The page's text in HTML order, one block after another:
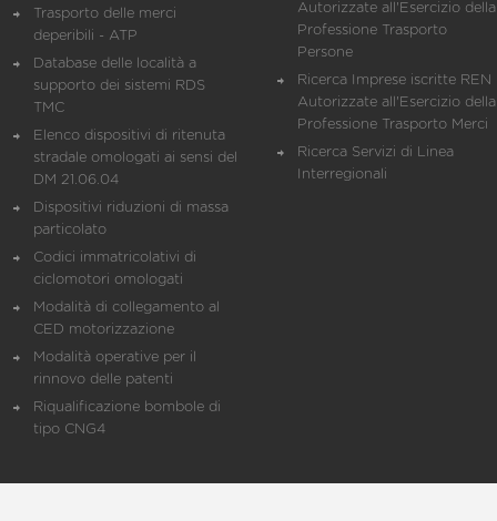
Trasporto delle merci
deperibili - ATP
Database delle località a
supporto dei sistemi RDS
TMC
Elenco dispositivi di ritenuta
stradale omologati ai sensi del
DM 21.06.04
Dispositivi riduzioni di massa
particolato
Codici immatricolativi di
ciclomotori omologati
Modalità di collegamento al
CED motorizzazione
Modalità operative per il
rinnovo delle patenti
Riqualificazione bombole di
tipo CNG4
Autorizzate all'Esercizio della
Professione Trasporto
Persone
Ricerca Imprese iscritte REN
Autorizzate all'Esercizio della
Professione Trasporto Merci
Ricerca Servizi di Linea
Interregionali